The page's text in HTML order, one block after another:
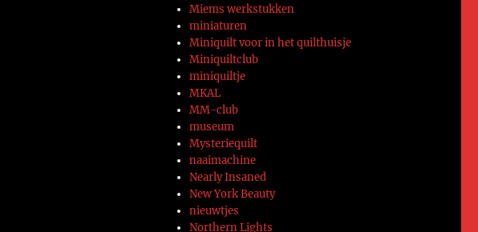
Miems werkstukken
miniaturen
Miniquilt voor in het quilthuisje
Miniquiltclub
miniquiltje
MKAL
MM-club
museum
Mysteriequilt
naaimachine
Nearly Insaned
New York Beauty
nieuwtjes
Northern Lights